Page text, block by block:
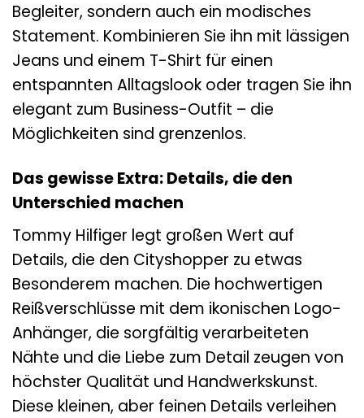
Begleiter, sondern auch ein modisches
Statement. Kombinieren Sie ihn mit lässigen
Jeans und einem T-Shirt für einen
entspannten Alltagslook oder tragen Sie ihn
elegant zum Business-Outfit – die
Möglichkeiten sind grenzenlos.
Das gewisse Extra: Details, die den
Unterschied machen
Tommy Hilfiger legt großen Wert auf
Details, die den Cityshopper zu etwas
Besonderem machen. Die hochwertigen
Reißverschlüsse mit dem ikonischen Logo-
Anhänger, die sorgfältig verarbeiteten
Nähte und die Liebe zum Detail zeugen von
höchster Qualität und Handwerkskunst.
Diese kleinen, aber feinen Details verleihen